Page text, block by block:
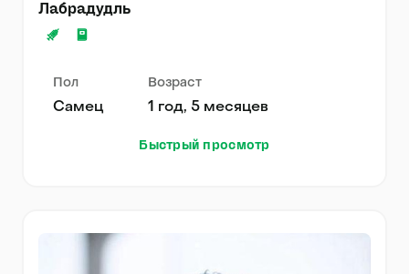
Лабрадудль
Пол
Самец
Возраст
1 год, 5 месяцев
Быстрый просмотр